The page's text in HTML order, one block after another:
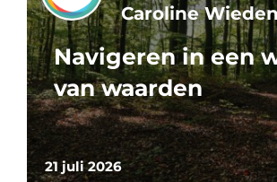
21 juli 2026
Caroline
Navigeren in een
van waarden